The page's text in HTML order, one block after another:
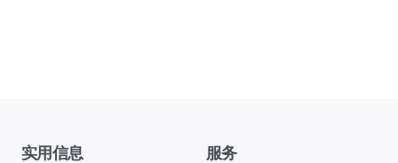
实用信息 服务